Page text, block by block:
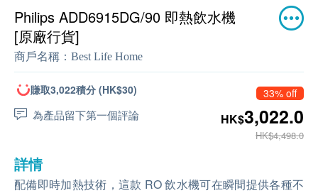
Philips ADD6915DG/90 即熱飲水機
[原廠行貨]
商戶名稱： Best Life Home
賺取3,022積分 (HK$30)
為產品留下第一個評論
33% off
HK$3,022.0
HK$4,498.0
詳情
配備即時加熱技術，這款 RO 飲水機可在瞬間提供各種不